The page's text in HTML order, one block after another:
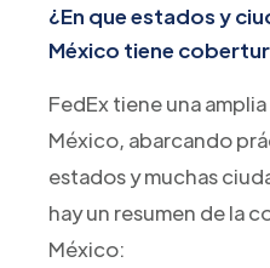
¿En que estados y
México tiene
FedEx tiene una
México, abarcando
estados y muchas
hay un resumen de la
México: